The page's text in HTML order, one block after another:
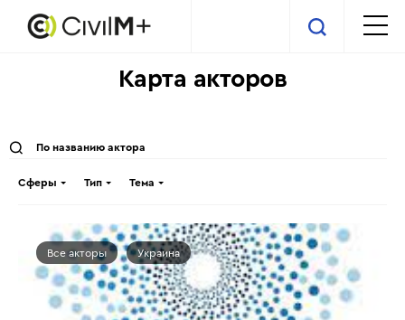
Карта акторов
Сферы Тип Тема
Все акторы Украина